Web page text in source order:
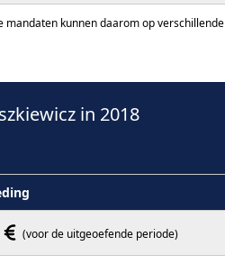
kunnen daarom op
in 2018
(voor de uitgeoefende periode)